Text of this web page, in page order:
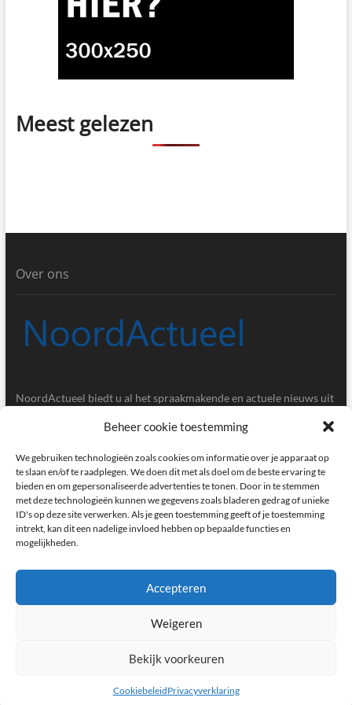
Beheer cookie toestemming
We gebruiken technologieën zoals cookies om informatie over je apparaat op
te slaan en/of te raadplegen. We doen dit met als doel om de beste ervaring te
bieden en om gepersonaliseerde advertenties te tonen. Door in te stemmen
met deze technologieën kunnen we gegevens zoals bladeren gedrag of unieke
ID's op deze site verwerken. Als je geen toestemming geeft of je toestemming
intrekt, kan dit een nadelige invloed hebben op bepaalde functies en
mogelijkheden.
Accepteren
Weigeren
Bekijk voorkeuren
CookiebeleidPrivacyverklaring
Meest gelezen
Over ons
NoordActueel biedt u al het spraakmakende en actuele nieuws uit
Gegevens
Postbus 5020, 9700GA, Groningen
redactie@noordactueel.nl
| WordPress | © Copyright All right reserved